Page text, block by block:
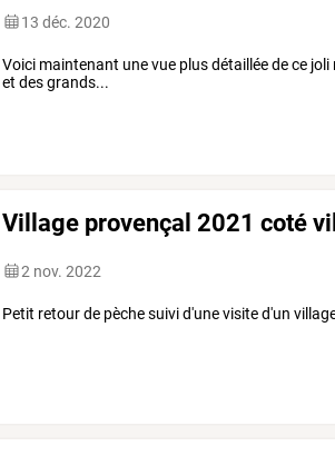
13 déc. 2020
Voici maintenant une vue plus détaillée de ce
et des grands...
Village provençal 2021 coté
2 nov. 2022
Petit retour de pèche suivi d'une visite d'un